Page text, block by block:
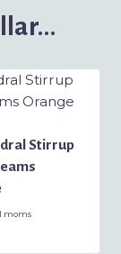
Stirrup
moms